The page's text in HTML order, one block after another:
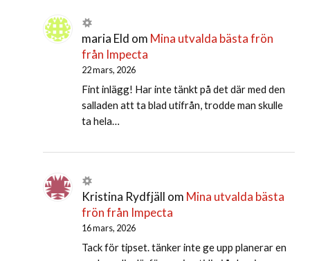
maria Eld om Mina utvalda bästa frön
från Impecta
22 mars, 2026
Fint inlägg! Har inte tänkt på det där med den
salladen att ta blad utifrån, trodde man skulle
ta hela…
Kristina Rydfjäll om Mina utvalda bästa
frön från Impecta
16 mars, 2026
Tack för tipset. tänker inte ge upp planerar en